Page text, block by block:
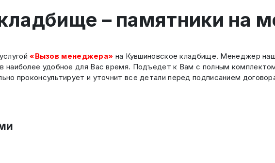
– памятники на
«Вызов менеджера» на Кувшиновское кладбище. Менеджер
наиболее удобное для Вас время. Подъедет к Вам с полным
проконсультирует и уточнит все детали перед подписанием